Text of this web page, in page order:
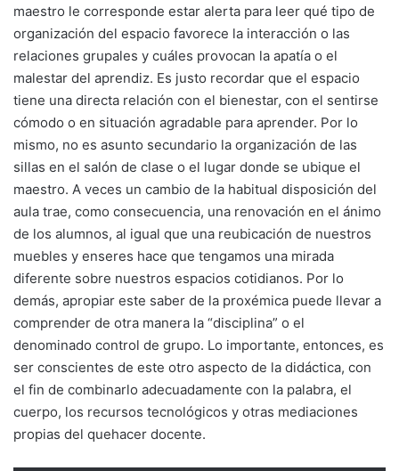
maestro le corresponde estar alerta para leer qué tipo de
organización del espacio favorece la interacción o las
relaciones grupales y cuáles provocan la apatía o el
malestar del aprendiz. Es justo recordar que el espacio
tiene una directa relación con el bienestar, con el sentirse
cómodo o en situación agradable para aprender. Por lo
mismo, no es asunto secundario la organización de las
sillas en el salón de clase o el lugar donde se ubique el
maestro. A veces un cambio de la habitual disposición del
aula trae, como consecuencia, una renovación en el ánimo
de los alumnos, al igual que una reubicación de nuestros
muebles y enseres hace que tengamos una mirada
diferente sobre nuestros espacios cotidianos. Por lo
demás, apropiar este saber de la proxémica puede llevar a
comprender de otra manera la “disciplina” o el
denominado control de grupo. Lo importante, entonces, es
ser conscientes de este otro aspecto de la didáctica, con
el fin de combinarlo adecuadamente con la palabra, el
cuerpo, los recursos tecnológicos y otras mediaciones
propias del quehacer docente.